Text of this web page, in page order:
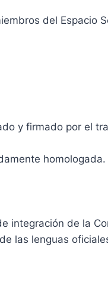
del Espacio
y firmado por el
homologada.
integración de la
las lenguas